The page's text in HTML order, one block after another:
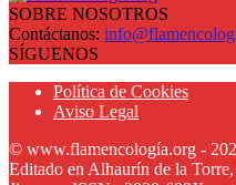
SOBRE NOSOTROS
Contáctanos:
SÍGUENOS
Política de Cookies
Aviso Legal
© www.flamencología.org -
Editado en Alhaurín de la